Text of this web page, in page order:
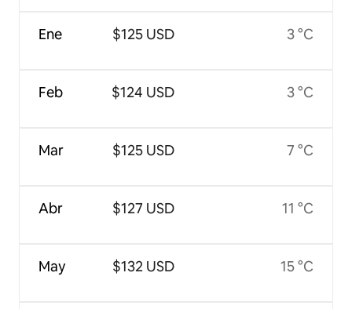
Ene
Feb
Mar
Abr
May
$125 USD
$124 USD
$125 USD
$127 USD
$132 USD
3 °C
3 °C
7 °C
11 °C
15 °C